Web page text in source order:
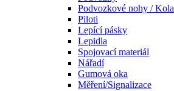
Podvozkové nohy / Kola
Piloti
Lepící pásky
Lepidla
Spojovací materiál
Nářadí
Gumová oka
Měření/Signalizace